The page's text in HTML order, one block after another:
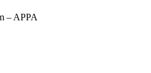
– APPA